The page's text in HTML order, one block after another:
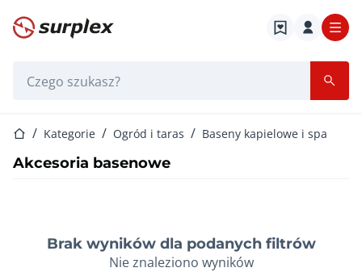
Strona główna
Strona główna
Kategorie Ogród i taras Baseny kapielowe i spa
Akcesoria basenowe
Brak wyników dla podanych filtrów
Nie znaleziono wyników